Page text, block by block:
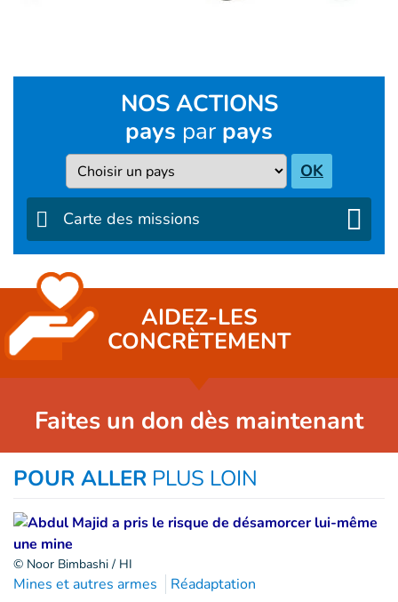
NOS ACTIONS
pays par pays
Pays OK
Carte des missions
AIDEZ-LES
CONCRÈTEMENT
Faites un don dès maintenant
POUR ALLER PLUS LOIN
© Noor Bimbashi / HI
Mines et autres armes Réadaptation